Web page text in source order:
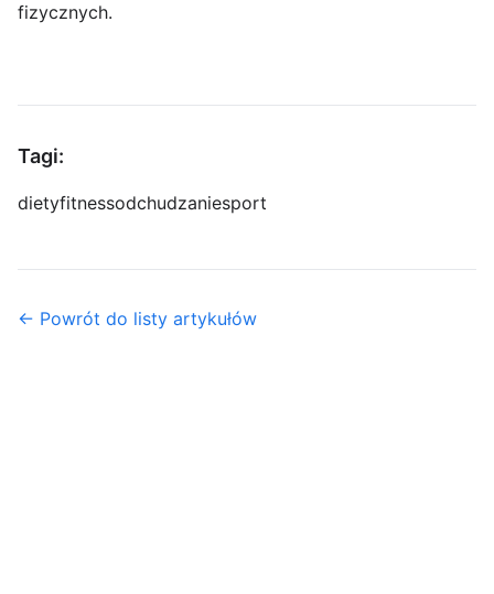
fizycznych.
Tagi:
dietyfitnessodchudzaniesport
← Powrót do listy artykułów